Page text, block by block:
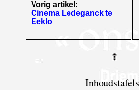
Vorig artikel:
Cinema Ledeganck te
Eeklo
Inhoudstafels